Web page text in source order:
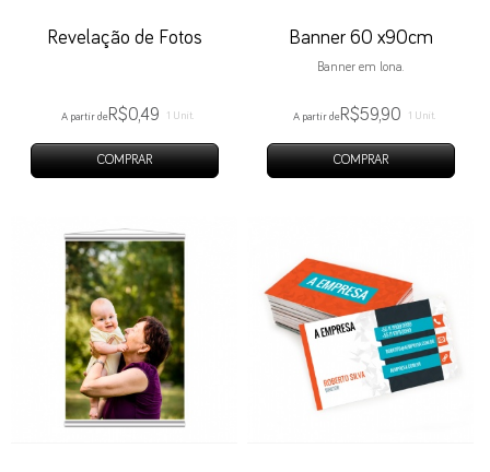
Revelação de Fotos
A partir de R$0,49 1 Unit.
COMPRAR
Banner 60 x90cm
Banner em lona.
A partir de R$59,90 1 Unit.
COMPRAR